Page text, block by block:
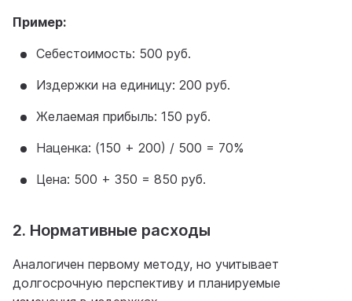
Пример:
Себестоимость: 500 руб.
Издержки на единицу: 200 руб.
Желаемая прибыль: 150 руб.
Наценка: (150 + 200) / 500 = 70%
Цена: 500 + 350 = 850 руб.
2. Нормативные расходы
Аналогичен первому методу, но учитывает
долгосрочную перспективу и планируемые